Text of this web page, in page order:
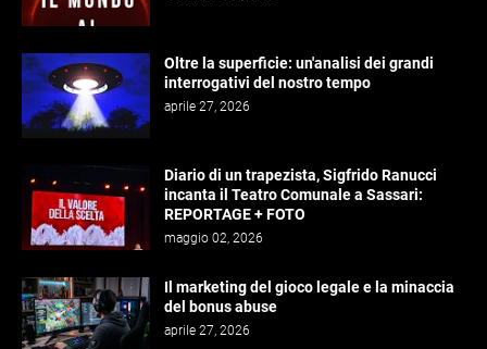
Oltre la superficie: un'analisi dei grandi
interrogativi del nostro tempo
aprile 27, 2026
Diario di un trapezista, Sigfrido Ranucci
incanta il Teatro Comunale a Sassari:
REPORTAGE + FOTO
maggio 02, 2026
Il marketing del gioco legale e la minaccia
del bonus abuse
aprile 27, 2026